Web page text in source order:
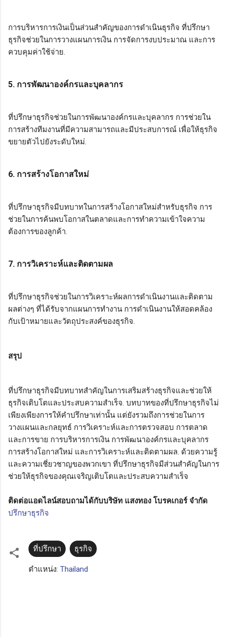
การบริหารการเงินเป็นส่วนสำคัญของการดำเนินธุรกิจ ที่ปรึกษา
ธุรกิจช่วยในการวางแผนการเงิน การจัดการงบประมาณ และการ
ควบคุมค่าใช้จ่าย.
5. การพัฒนาองค์กรและบุคลากร
ที่ปรึกษาธุรกิจช่วยในการพัฒนาองค์กรและบุคลากร การช่วยใน
การสร้างทีมงานที่มีความสามารถและมีประสบการณ์ เพื่อให้ธุรกิจ
ขยายตัวไปยังระดับใหม่.
6. การสร้างโอกาสใหม่
ที่ปรึกษาธุรกิจมีบทบาทในการสร้างโอกาสใหม่สำหรับธุรกิจ การ
ช่วยในการค้นพบโอกาสในตลาดและการทำความเข้าใจความ
ต้องการของลูกค้า.
7. การวิเคราะห์และติดตามผล
ที่ปรึกษาธุรกิจช่วยในการวิเคราะห์ผลการดำเนินงานและติดตาม
ผลต่างๆ ที่ได้รับจากแผนการทำงาน การดำเนินงานให้สอดคล้อง
กับเป้าหมายและวัตถุประสงค์ของธุรกิจ.
สรุป
ที่ปรึกษาธุรกิจมีบทบาทสำคัญในการเสริมสร้างธุรกิจและช่วยให้
ธุรกิจเติบโตและประสบความสำเร็จ. บทบาทของที่ปรึกษาธุรกิจไม่
เพียงเพียงการให้คำปรึกษาเท่านั้น แต่ยังรวมถึงการช่วยในการ
วางแผนและกลยุทธ์ การวิเคราะห์และการตรวจสอบ การตลาด
และการขาย การบริหารการเงิน การพัฒนาองค์กรและบุคลากร
การสร้างโอกาสใหม่ และการวิเคราะห์และติดตามผล. ด้วยความรู้
และความเชี่ยวชาญของพวกเขา ที่ปรึกษาธุรกิจมีส่วนสำคัญในการ
ช่วยให้ธุรกิจของคุณเจริญเติบโตและประสบความสำเร็จ
ติดต่อแอดไลน์สอบถามได้กับบริษัท แสงทอง โบรคเกอร์ จำกัด
ปรึกษาธุรกิจ
ที่ปรึกษา ธุรกิจ
ตำแหน่ง: Thailand